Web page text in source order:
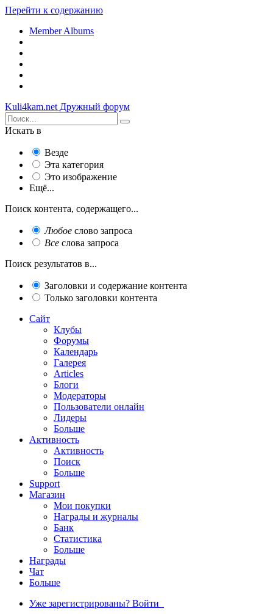
Перейти к содержанию
Member Albums
Kuli4kam.net Дружный форум
Искать в
Везде
Эта категория
Это изображение
Ещё...
Поиск контента, содержащего...
Любое слово запроса
Все слова запроса
Поиск результатов в...
Заголовки и содержание контента
Только заголовки контента
Сайт
Клубы
Форумы
Календарь
Галерея
Articles
Блоги
Модераторы
Пользователи онлайн
Лидеры
Больше
Активность
Активность
Поиск
Больше
Support
Магазин
Мои покупки
Награды и журналы
Банк
Статистика
Больше
Награды
Чат
Больше
Уже зарегистрированы? Войти